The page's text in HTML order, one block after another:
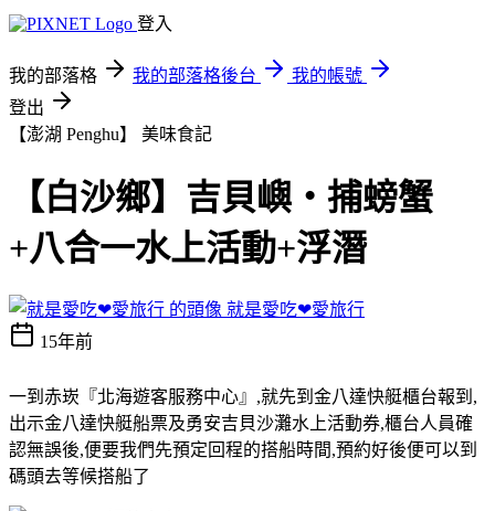
登入
我的部落格 我的部落格後台
我的帳號
登出
【澎湖 Penghu】 美味食記
【白沙鄉】吉貝嶼‧捕螃蟹
+八合一水上活動+浮潛
就是愛吃❤愛旅行
15年前
一到赤崁 『北海遊客服務中心』 ,就先到金八達快艇櫃台報到,
出示金八達快艇船票及勇安吉貝沙灘水上活動券,櫃台人員確
認無誤後,便要我們先預定回程的搭船時間,預約好後便可以到
碼頭去等候搭船了